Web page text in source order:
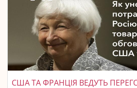
США ТА ФРАНЦІЯ ВЕДУТЬ